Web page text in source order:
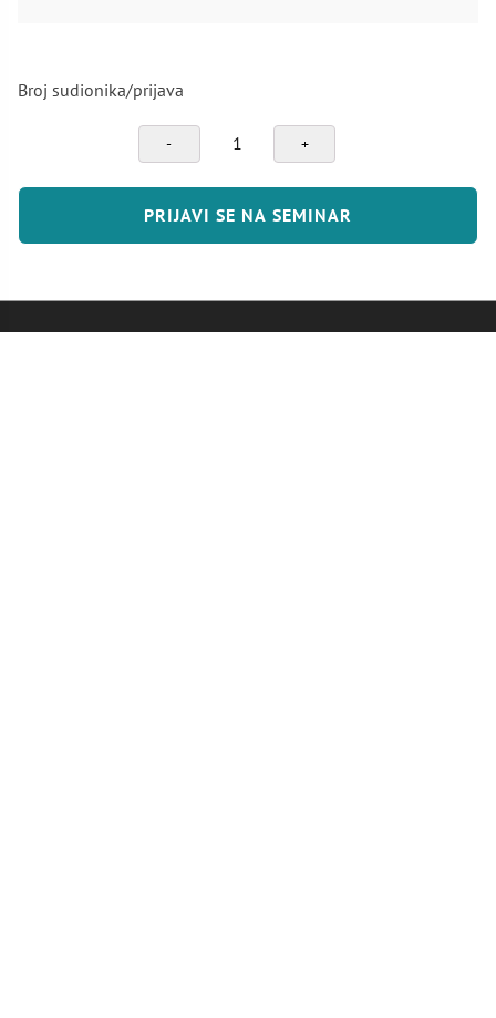
Broj sudionika/prijava
Upravljanje
promjenama
količina
PRIJAVI SE NA SEMINAR